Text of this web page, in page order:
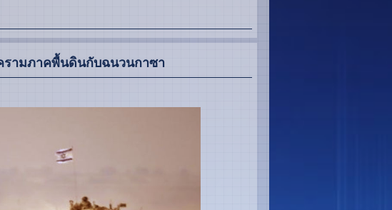
รามภาคพื้นดินกับฉนวนกาซา